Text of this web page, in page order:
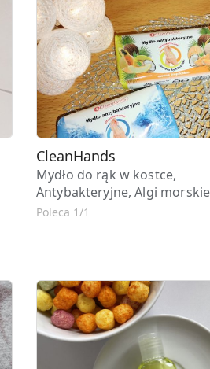
CleanHands
Mydło do rąk w kostce,
Antybakteryjne, Algi morskie
Poleca 1/1